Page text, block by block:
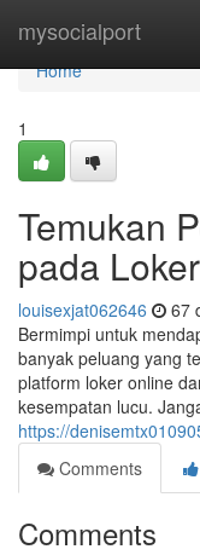
mysocialport
Home
Home
1
Temukan
pada
louisexjat062646 67
Bermimpi untuk
banyak peluang yang
platform loker online
kesempatan lucu.
https://
Comments
Comments